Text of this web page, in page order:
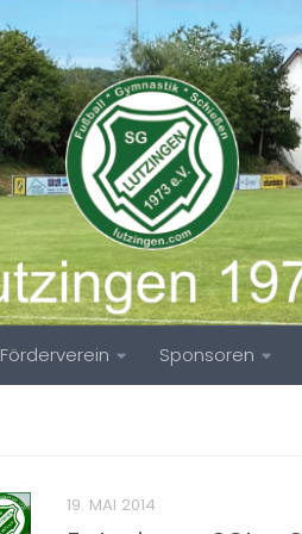
Förderverein Sponsoren
19. MAI 2014